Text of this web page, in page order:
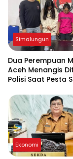
Simalungun
Dua Perempuan
Aceh Menangis
Polisi Saat Pesta
Ekonomi